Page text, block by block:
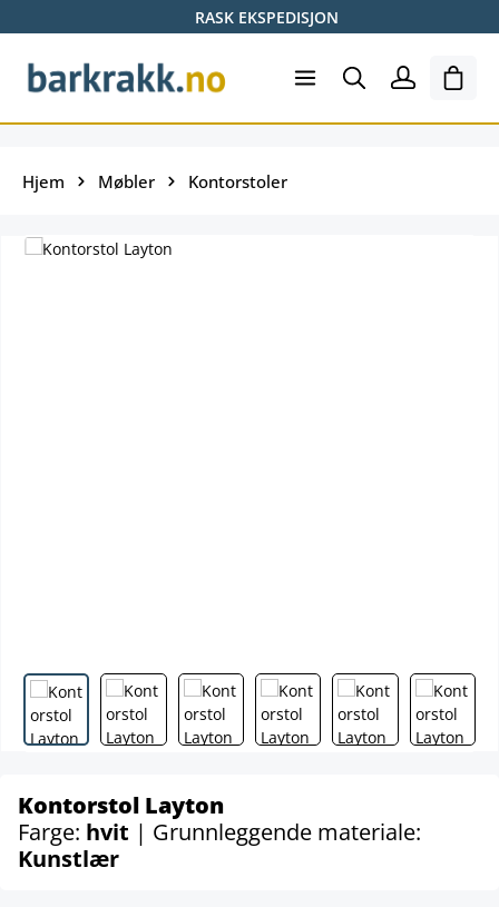
RASK EKSPEDISJON
Hjem Møbler Kontorstoler
Kontorstol Layton
Farge: hvit | Grunnleggende materiale:
Kunstlær